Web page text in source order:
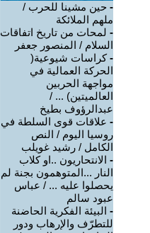
- حين مشينا للحرب /
ملهم الملائكة
- لمحات من تاريخ اتفاقات
السلام / المنصور جعفر
-كراسات شيوعية(
الحركة العمالية في
مواجهة الحربين
العالميتين) ... /
عبدالرؤوف بطيخ
- علاقات قوى السلطة في
روسيا اليوم / النص
الكامل / رشيد غويلب
- الانتحاريون ..او كلاب
النار ...المتوهمون بجنة لم
يحصلوا عليه ... / عباس
عبود سالم
- البيئة الفكرية الحاضنة
للتطرّف والإرهاب ودور